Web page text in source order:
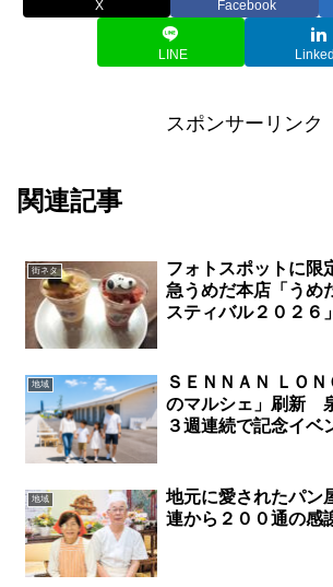
X Facebook
LINE
スポンサーリンク
関連記事
街ネタ
フォトスポットに
急うめだ本店「うめ
スティバル２０２６」
地域
ＳＥＮＮＡＮ ＬＯ
のマルシェ」刷新
３週連続で記念イベ
地域
地元に愛されたパ
連から２００通の感